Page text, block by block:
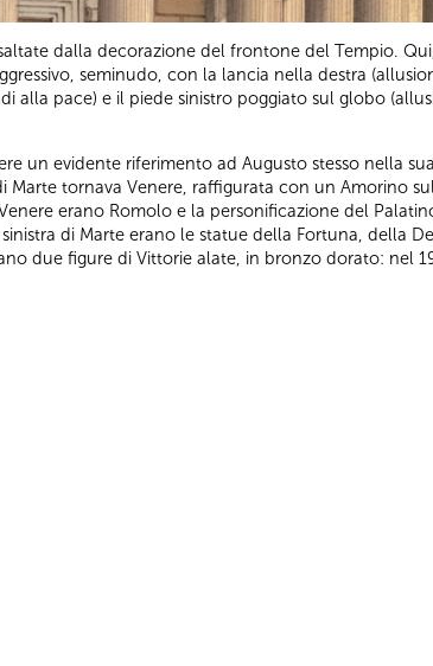
dalla decorazione del frontone del Tempio.
seminudo, con la lancia nella destra
alla pace) e il piede sinistro poggiato sul globo
un evidente riferimento ad Augusto stesso nella
tornava Venere, raffigurata con un Amorino
erano Romolo e la personificazione del
di Marte erano le statue della Fortuna, della
due figure di Vittorie alate, in bronzo dorato: nel